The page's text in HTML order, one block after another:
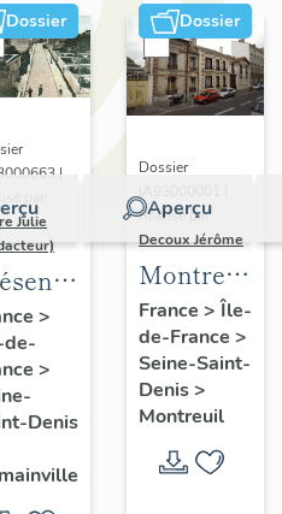
Dossier
|
par
Julie
la
>
>
Denis
Dossier
Aperçu
Dossier
Réalisé par
Decoux Jérôme
Montreuil
-
Patrimoine
industriel
-
générale
France > Île-
de-France >
Seine-Saint-
Denis>
Montreuil